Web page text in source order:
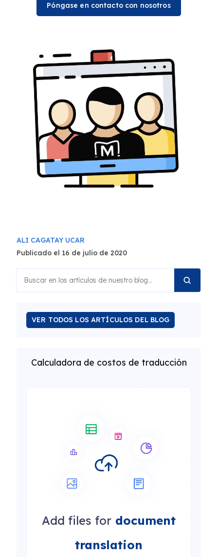
Póngase en contacto con nosotros
ALI CAGATAY UCAR
Publicado el 16 de julio de 2020
VER TODOS LOS ARTÍCULOS DEL BLOG
Calculadora de costos de traducción
Add files for document
translation